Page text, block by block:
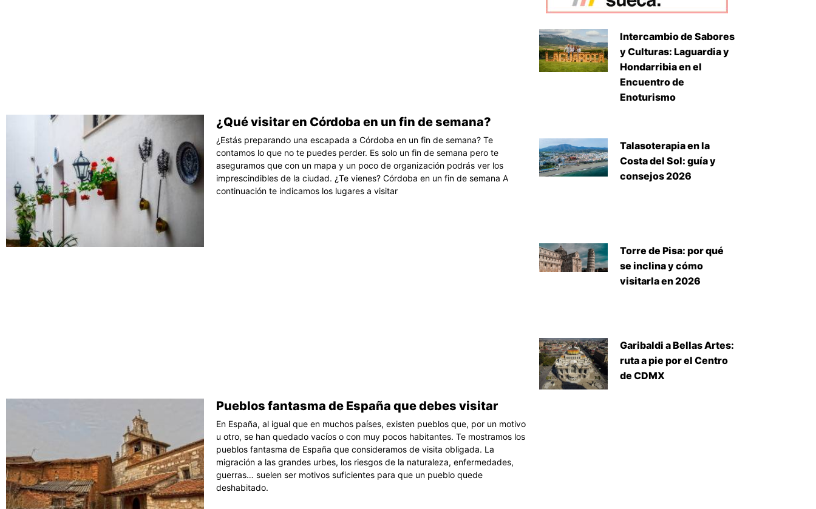
¿Qué visitar en Córdoba en un fin de semana?
¿Estás preparando una escapada a Córdoba en un fin de semana? Te
contamos lo que no te puedes perder. Es solo un fin de semana pero te
aseguramos que con un mapa y un poco de organización podrás ver los
imprescindibles de la ciudad. ¿Te vienes? Córdoba en un fin de semana A
continuación te indicamos los lugares a visitar
Pueblos fantasma de España que debes visitar
En España, al igual que en muchos países, existen pueblos que, por un motivo
u otro, se han quedado vacíos o con muy pocos habitantes. Te mostramos los
pueblos fantasma de España que consideramos de visita obligada. La
migración a las grandes urbes, los riesgos de la naturaleza, enfermedades,
guerras… suelen ser motivos suficientes para que un pueblo quede
deshabitado.
Intercambio de Sabores
y Culturas: Laguardia y
Hondarribia en el
Encuentro de
Enoturismo
Talasoterapia en la
Costa del Sol: guía y
consejos 2026
Torre de Pisa: por qué
se inclina y cómo
visitarla en 2026
Garibaldi a Bellas Artes:
ruta a pie por el Centro
de CDMX